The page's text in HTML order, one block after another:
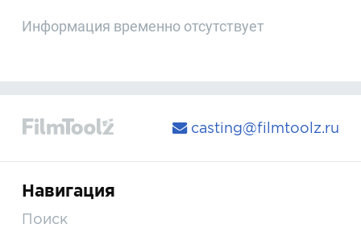
Информация временно отсутствует
casting@filmtoolz.ru
Навигация
Поиск